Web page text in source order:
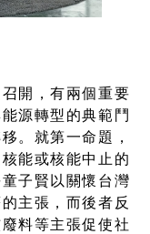
開，有兩個重要
源轉型的典範鬥
。就第一命題，
能或核能中止的
子賢以關懷台灣
主張，而後者反
料等主張促使社